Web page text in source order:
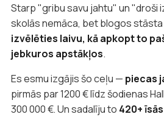
Starp "gribu savu jahtu" un "droši
skolās nemāca, bet blogos stāsta
izvēlēties laivu, kā apkopt to
jebkuros apstākļos.
Es esmu izgājis šo ceļu — piecas
pirmās par 1200 € līdz šodienas
300 000 €. Un sadalīju to 420+